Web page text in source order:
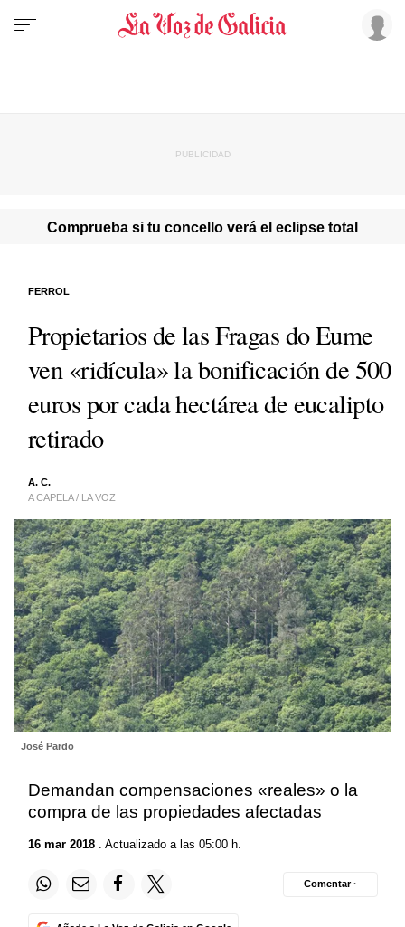
Comprueba si tu concello verá el eclipse total
Propietarios de las Fragas do Eume
ven «ridícula» la bonificación de 500
euros por cada hectárea de eucalipto
retirado
A. C.
A CAPELA / LA VOZ
FERROL
José Pardo
Demandan compensaciones «reales» o la
compra de las propiedades afectadas
16 mar 2018 . Actualizado a las 05:00 h.
Comentar ·